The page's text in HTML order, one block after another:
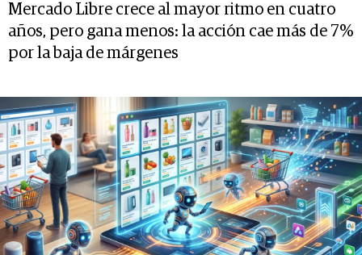
Mercado Libre crece al mayor ritmo en cuatro
años, pero gana menos: la acción cae más de 7%
por la baja de márgenes